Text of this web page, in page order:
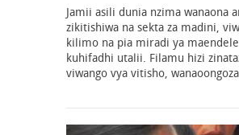
Jamii asili dunia nzima wanaona
zikitishiwa na sekta za madini,
kilimo na pia miradi ya
kuhifadhi utalii. Filamu hizi
viwango vya vitisho,